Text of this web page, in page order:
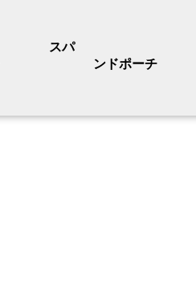
スパ
ンドポーチ